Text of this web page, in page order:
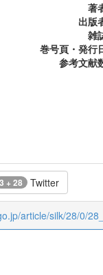
著
出版
雑
巻号頁・発行
参考文献
3 + 28 Twitter
article/silk/28/0/